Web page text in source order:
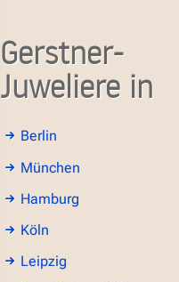
Gerstner-
Juweliere in
Berlin
München
Hamburg
Köln
Leipzig